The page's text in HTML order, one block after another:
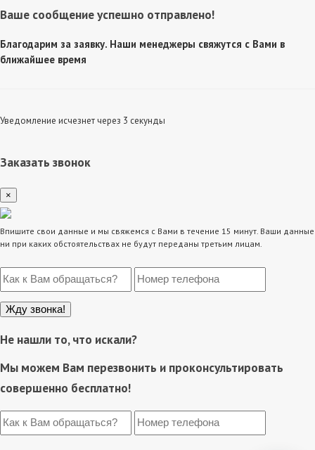
Ваше сообщение успешно отправлено!
Благодарим за заявку. Наши менеджеры свяжутся с Вами в
ближайшее время
Уведомление исчезнет через 3 секунды
Заказать звонок
×
Впишите свои данные и мы свяжемся с Вами в течение 15 минут. Ваши данные
ни при каких обстоятельствах не будут переданы третьим лицам.
Не нашли то, что искали?
Мы можем Вам перезвонить и проконсультировать
совершенно бесплатно!